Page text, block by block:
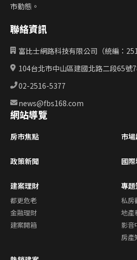
市動態。
聯絡資訊
富比士網路科技有限公司（統編：
104台北市中山區建國北路二段65號
02-2516-5377
news@fbs168.com
網站導覽
房市焦點 市
政策新聞 國
建案理財
都更危老
金融理財
建案開箱
專
私房
地產
影音
房產